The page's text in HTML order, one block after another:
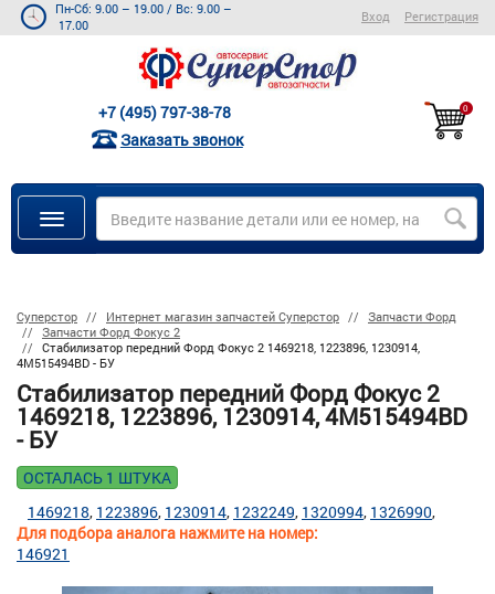
Пн-Сб: 9.00 – 19.00 / Вс: 9.00 –
17.00
Вход Регистрация
+7 (495) 797-38-78
Заказать звонок
0
Суперстор Интернет магазин запчастей Суперстор
Запчасти Форд
Запчасти Форд Фокус 2
Стабилизатор передний Форд Фокус 2 1469218, 1223896, 1230914,
4M515494BD - БУ
Стабилизатор передний Форд Фокус 2
1469218, 1223896, 1230914, 4M515494BD
- БУ
ОСТАЛАСЬ 1 ШТУКА
Для подбора аналога нажмите на номер:
1469218 1223896 1230914 1232249 1320994 1326990
146921